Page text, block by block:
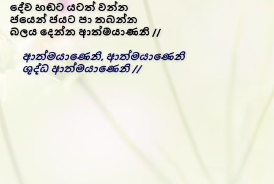
දේව හඬට යටත් වන්න
ජයෙන් ජයට පා තබන්න
බලය දෙන්න ආත්මයාණනි //
ආත්මයාණෙනි, ආත්මයාණෙනි
ශුද්ධ ආත්මයාණෙනි //